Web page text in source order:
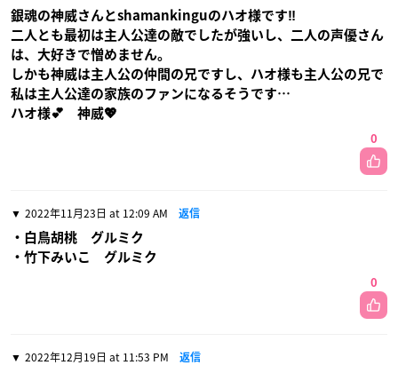
銀魂の神威さんとshamankinguのハオ様です‼
二人とも最初は主人公達の敵でしたが強いし、二人の声優さん
は、大好きで憎めません。
しかも神威は主人公の仲間の兄ですし、ハオ様も主人公の兄で
私は主人公達の家族のファンになるそうです…
ハオ様💕 神威💖
0
2022年11月23日 at 12:09 AM 返信
・白鳥胡桃 グルミク
・竹下みいこ グルミク
0
2022年12月19日 at 11:53 PM 返信